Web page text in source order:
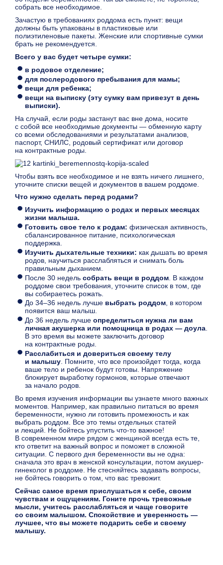
собрать все необходимое.
Зачастую в требованиях роддома есть пункт: вещи
должны быть упакованы в пластиковые или
полиэтиленовые пакеты. Женские или спортивные сумки
брать не рекомендуется.
Всего у вас будет четыре сумки:
в родовое отделение;
для послеродового пребывания для мамы;
вещи для ребенка;
вещи на выписку (эту сумку вам привезут в день
выписки).
На случай, если роды застанут вас вне дома, носите
с собой все необходимые документы — обменную карту
со всеми обследованиями и результатами анализов,
паспорт, СНИЛС, родовый сертификат или договор
на контрактные роды.
Чтобы взять все необходимое и не взять ничего лишнего,
уточните списки вещей и документов в вашем роддоме.
Что нужно сделать перед родами?
Изучить информацию о родах и первых месяцах
жизни малыша.
Готовить свое тело к родам: физическая активность,
сбалансированное питание, психологическая
поддержка.
Изучить дыхательные техники: как дышать во время
родов, научиться расслабляться и снимать боль
правильным дыханием.
После 30 недель собрать вещи в роддом . В каждом
роддоме свои требования, уточните список в том, где
вы собираетесь рожать.
До 34–36 недель лучше выбрать роддом, в котором
появится ваш малыш.
До 36 недель лучше определиться нужна ли вам
личная акушерка или помощница в родах — доула
В это время вы можете заключить договор
на контрактные роды.
Расслабиться и довериться своему телу
и малышу . Помните, что все произойдет тогда, когда
ваше тело и ребенок будут готовы. Напряжение
блокирует выработку гормонов, которые отвечают
за начало родов.
Во время изучения информации вы узнаете много важных
моментов. Например, как правильно питаться во время
беременности, нужно ли готовить промежность и как
выбрать роддом. Все это темы отдельных статей
и лекций. Не бойтесь упустить что-то важное!
В современном мире рядом с женщиной всегда есть те,
кто ответит на важный вопрос и поможет в сложной
ситуации. С первого дня беременности вы не одна:
сначала это врач в женской консультации, потом акушер-
гинеколог в роддоме. Не стесняйтесь задавать вопросы,
не бойтесь говорить о том, что вас тревожит.
Сейчас самое время прислушаться к себе, своим
чувствам и ощущениям. Гоните прочь тревожные
мысли, учитесь расслабляться и чаще говорите
со своим малышом. Спокойствие и уверенность —
лучшее, что вы можете подарить себе и своему
малышу.